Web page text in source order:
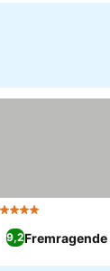
9,2Fremragende